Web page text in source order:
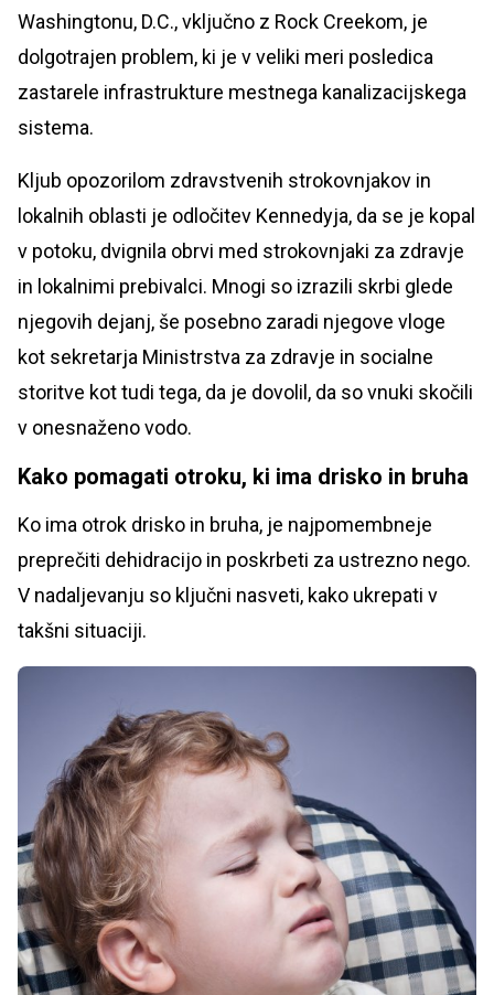
Washingtonu, D.C., vključno z Rock Creekom, je
dolgotrajen problem, ki je v veliki meri posledica
zastarele infrastrukture mestnega kanalizacijskega
sistema.
Kljub opozorilom zdravstvenih strokovnjakov in
lokalnih oblasti je odločitev Kennedyja, da se je kopal
v potoku, dvignila obrvi med strokovnjaki za zdravje
in lokalnimi prebivalci. Mnogi so izrazili skrbi glede
njegovih dejanj, še posebno zaradi njegove vloge
kot sekretarja Ministrstva za zdravje in socialne
storitve kot tudi tega, da je dovolil, da so vnuki skočili
v onesnaženo vodo.
Kako pomagati otroku, ki ima drisko in bruha
Ko ima otrok drisko in bruha, je najpomembneje
preprečiti dehidracijo in poskrbeti za ustrezno nego.
V nadaljevanju so ključni nasveti, kako ukrepati v
takšni situaciji.